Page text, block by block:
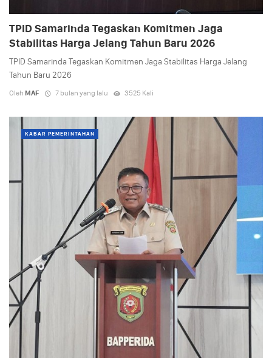
TPID Samarinda Tegaskan Komitmen Jaga
Stabilitas Harga Jelang Tahun Baru 2026
TPID Samarinda Tegaskan Komitmen Jaga Stabilitas Harga Jelang
Tahun Baru 2026
Oleh MAF 7 bulan yang lalu 3525 Kali
KABAR PEMERINTAHAN